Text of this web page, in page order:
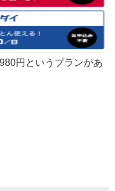
円というプランがあ